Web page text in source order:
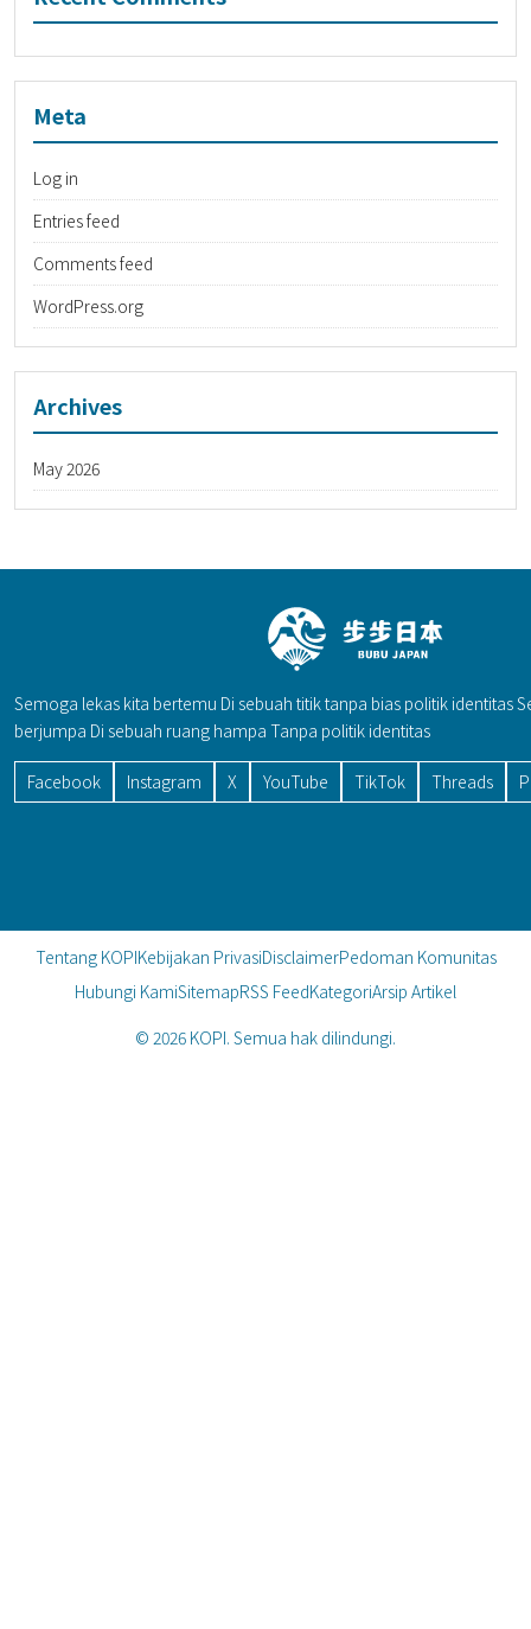
Meta
Log in
Entries feed
Comments feed
WordPress.org
Archives
May 2026
Semoga lekas kita bertemu Di sebuah titik tanpa bias politik identitas
berjumpa Di sebuah ruang hampa Tanpa politik identitas
Facebook Instagram X YouTube TikTok Threads
Tentang KOPIKebijakan PrivasiDisclaimerPedoman Komunitas
Hubungi KamiSitemapRSS FeedKategoriArsip Artikel
© 2026 KOPI. Semua hak dilindungi.